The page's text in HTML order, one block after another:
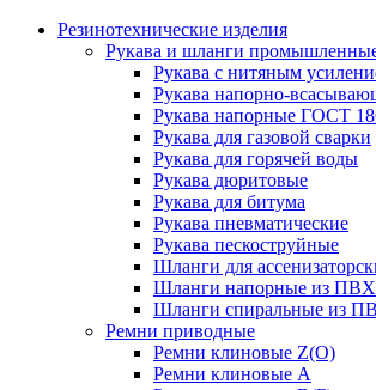
Резинотехнические изделия
Рукава и шланги
Рукава с нитяным
Рукава напорно-
Рукава напорные ГОСТ
Рукава для газовой сварки
Рукава для горячей воды
Рукава дюритовые
Рукава для битума
Рукава пневматические
Рукава пескоструйные
Шланги для
Шланги напорные из ПВХ
Шланги спиральные из
Ремни приводные
Ремни клиновые Z(О)
Ремни клиновые А